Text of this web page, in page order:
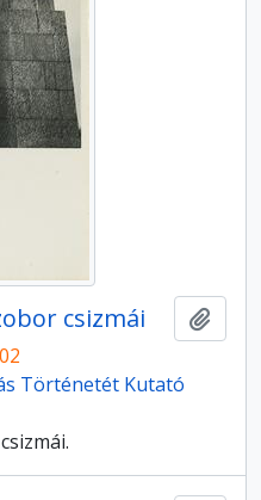
csizmái
Történetét Kutató